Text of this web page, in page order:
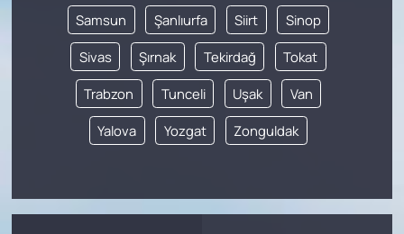
Samsun Şanlıurfa Siirt Sinop
Sivas Şırnak Tekirdağ Tokat
Trabzon Tunceli Uşak Van
Yalova Yozgat Zonguldak